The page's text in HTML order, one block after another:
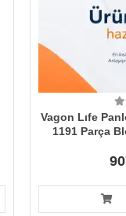
Vagon Lıfe
1191 Parça